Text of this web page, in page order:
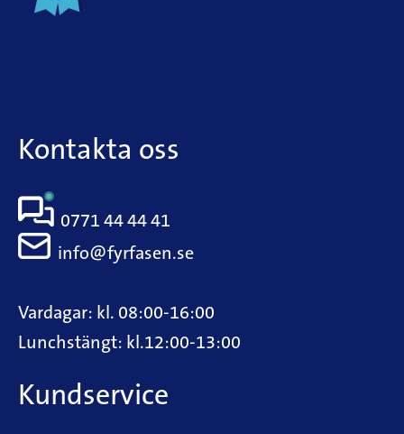
Kontakta oss
0771 44 44 41
info@fyrfasen.se
Vardagar: kl. 08:00-16:00
Lunchstängt: kl.12:00-13:00
Kundservice